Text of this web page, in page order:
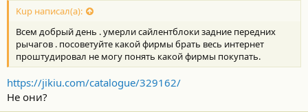
Kup написал(а):
Всем добрый день . умерли сайлентблоки задние передних
рычагов . посоветуйте какой фирмы брать весь интернет
проштудировал не могу понять какой фирмы покупать.
https://jikiu.com/catalogue/329162/
Не они?